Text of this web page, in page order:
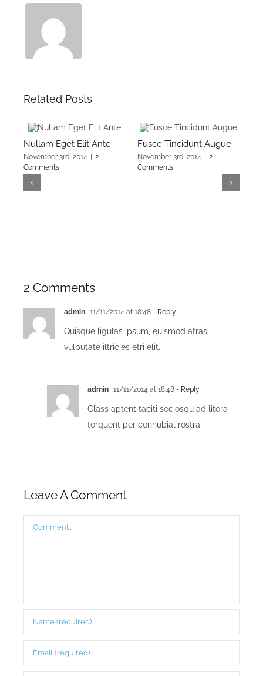
Related Posts
Nullam Eget Elit Ante
November 3rd, 2014
2
Comments
Fusce Tincidunt Augue
November 3rd, 2014
2
Comments
2 Comments
admin 11/11/2014 at 18:48- Reply
Quisque ligulas ipsum, euismod atras
vulputate iltricies etri elit.
admin 11/11/2014 at 18:48- Reply
Class aptent taciti sociosqu ad litora
torquent per connubial rostra.
Leave A Comment